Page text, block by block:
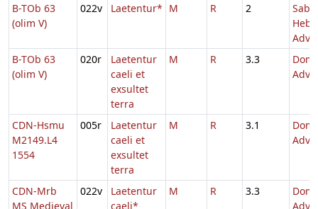
B-TOb 63
(olim V)
022v Laetentur* M R 2
Adv.
B-TOb 63
(olim V)
020r
Laetentur
caeli et
exsultet
terra
M R 3.3
CDN-Hsmu
M2149.L4
1554
005r
Laetentur
caeli et
exsultet
terra
M R 3.1
CDN-Mrb
MS Medieval
022v
Laetentur
caeli*
M R 3.3